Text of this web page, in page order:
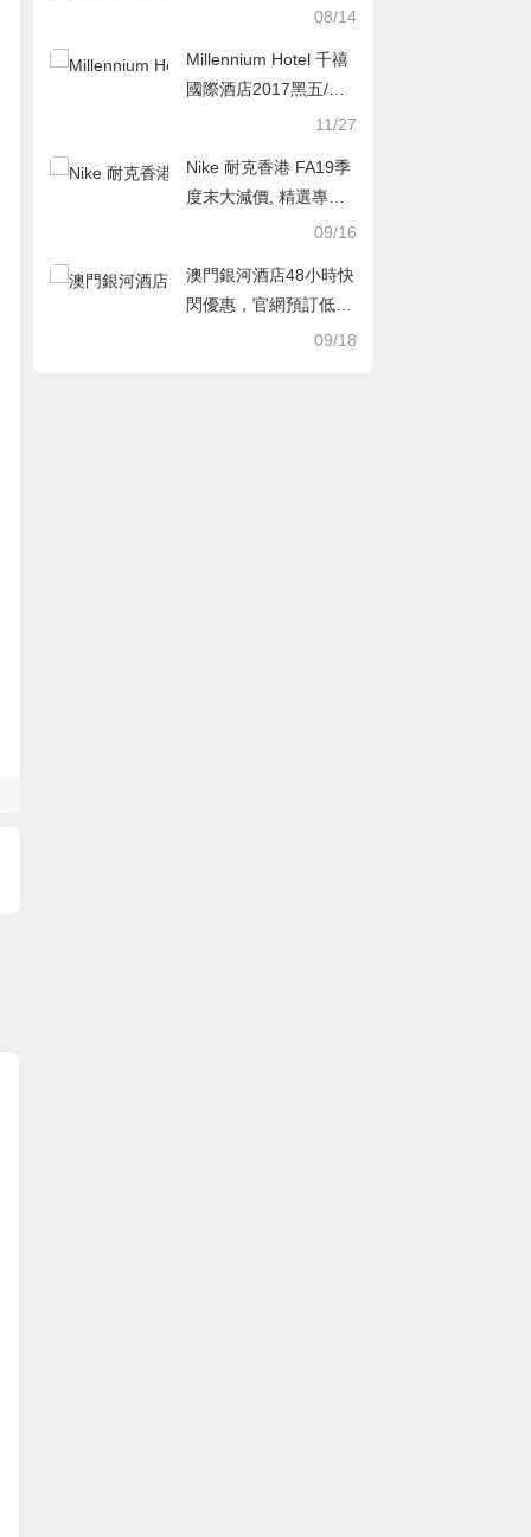
The Upper House 五
ge：包$1000用餐消費
額+早餐+免費電影+爆
08/14
Millennium Hotel 千禧
國際酒店2017黑五/網
路星期一全球酒店75折
11/27
Nike 耐克香港 FA19季
度末大減價, 精選專區
購買兩件或以上, 即享8
09/16
澳門銀河酒店48小時快
閃優惠，官網預訂低至
HKD998，有5項額外
09/18